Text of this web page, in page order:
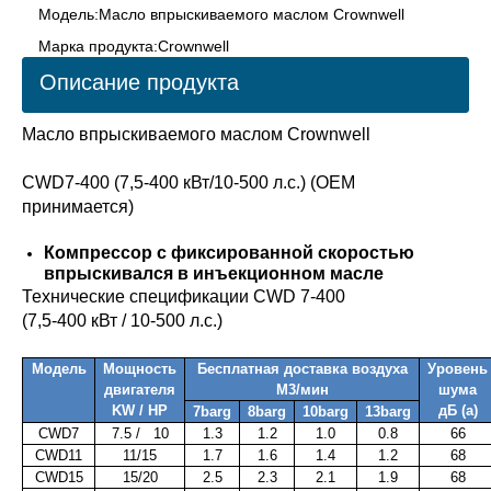
Модель:Масло впрыскиваемого маслом Crownwell
Марка продукта:Crownwell
Описание продукта
Масло впрыскиваемого маслом Crownwell
CWD7-400 (7,5-400 кВт/10-500 л.с.) (OEM
принимается)
Компрессор с фиксированной скоростью
впрыскивался в инъекционном масле
Технические спецификации CWD 7-400
(7,5-400 кВт / 10-500 л.с.)
Модель
Мощность
двигателя
KW / HP
Бесплатная доставка воздуха
M3/мин
Уровень
шума
дБ (а)
7barg 8barg 10barg
13barg
CWD7
7.5 / 10 1.3 1.2 1.0 0.8
66
CWD11
11/15 1.7 1.6 1.4 1.2
68
CWD15
15/20 2.5 2.3 2.1 1.9 68